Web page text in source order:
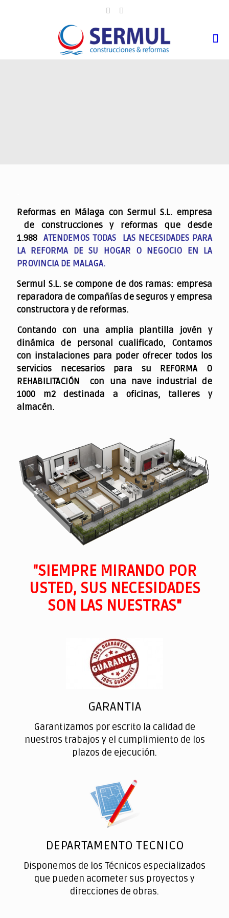
Reformas en Málaga con Sermul S.L. empresa
de construcciones y reformas que desde
1.988ATENDEMOS TODAS LAS NECESIDADES PARA
LA REFORMA DE SU HOGAR O NEGOCIO EN LA
PROVINCIA DE MALAGA.
Sermul S.L. se compone de dos ramas: empresa
reparadora de compañías de seguros y empresa
constructora y de reformas.
Contando con una amplia plantilla jovén y
dinámica de personal cualificado, Contamos
con instalaciones para poder ofrecer todos los
servicios necesarios para su REFORMA O
REHABILITACIÓN con una nave industrial de
1000 m2 destinada a oficinas, talleres y
almacén.
"SIEMPRE MIRANDO POR
USTED, SUS NECESIDADES
SON LAS NUESTRAS"
GARANTIA
Garantizamos por escrito la calidad de
nuestros trabajos y el cumplimiento de los
plazos de ejecución.
DEPARTAMENTO TECNICO
Disponemos de los Técnicos especializados
que pueden acometer sus proyectos y
direcciones de obras.